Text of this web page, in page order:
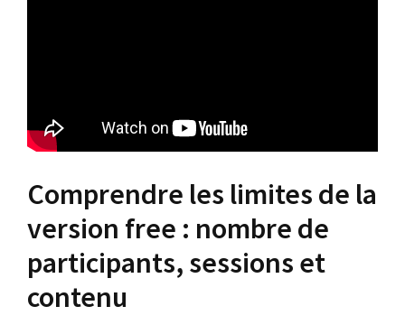
Comprendre les limites de la
version free : nombre de
participants, sessions et
contenu